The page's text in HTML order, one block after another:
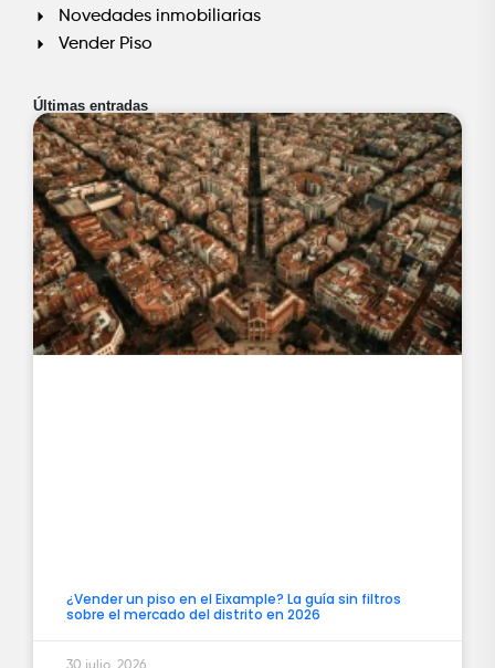
Novedades inmobiliarias
Vender Piso
Últimas entradas
¿Vender un piso en el Eixample? La guía sin filtros
sobre el mercado del distrito en 2026